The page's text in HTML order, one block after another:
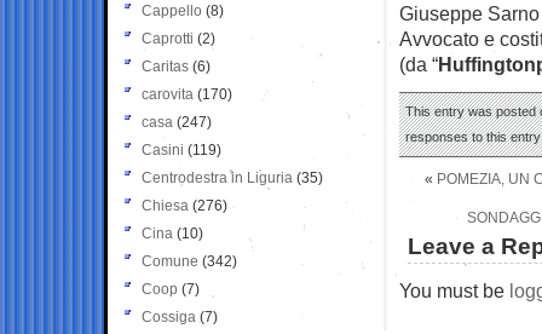
Giuseppe Sarno
Avvocato e
(da “
This entry was posted
responses to this
« POMEZIA, UN
Leave a
You must be
Cappello (8)
Caprotti (2)
Caritas (6)
carovita (170)
casa (247)
Casini (119)
Centrodestra in Liguria (35)
Chiesa (276)
Cina (10)
Comune (342)
Coop (7)
Cossiga (7)